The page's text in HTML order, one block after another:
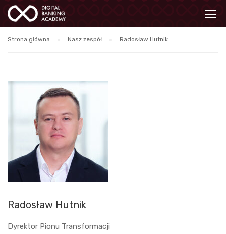
Strona główna Nasz zespół Radosław Hutnik
Radosław Hutnik
Dyrektor Pionu Transformacji